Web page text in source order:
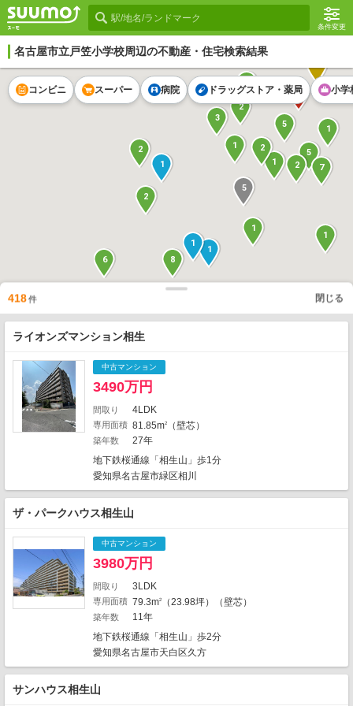
条件変更
名古屋市立戸笠小学校周辺の不動産・住宅検索結果
2
1
3
1
1
6
1
8
2
1
5
7
2
5
2
1
1
2
2
1
1
1
3
2
1
2
1
2
5
1
コンビニ スーパー 病院 ドラッグストア・薬局 小学
418件 閉じる
ライオンズマンション相生
中古マンション
3490万円
間取り 4LDK
専用面積 81.85m2 （壁芯）
築年数
27年
地下鉄桜通線「相生山」歩1分
愛知県名古屋市緑区相川
ザ・パークハウス相生山
中古マンション
3980万円
間取り 3LDK
専用面積 79.3m2 （23.98坪）（壁芯）
築年数
11年
地下鉄桜通線「相生山」歩2分
愛知県名古屋市天白区久方
サンハウス相生山